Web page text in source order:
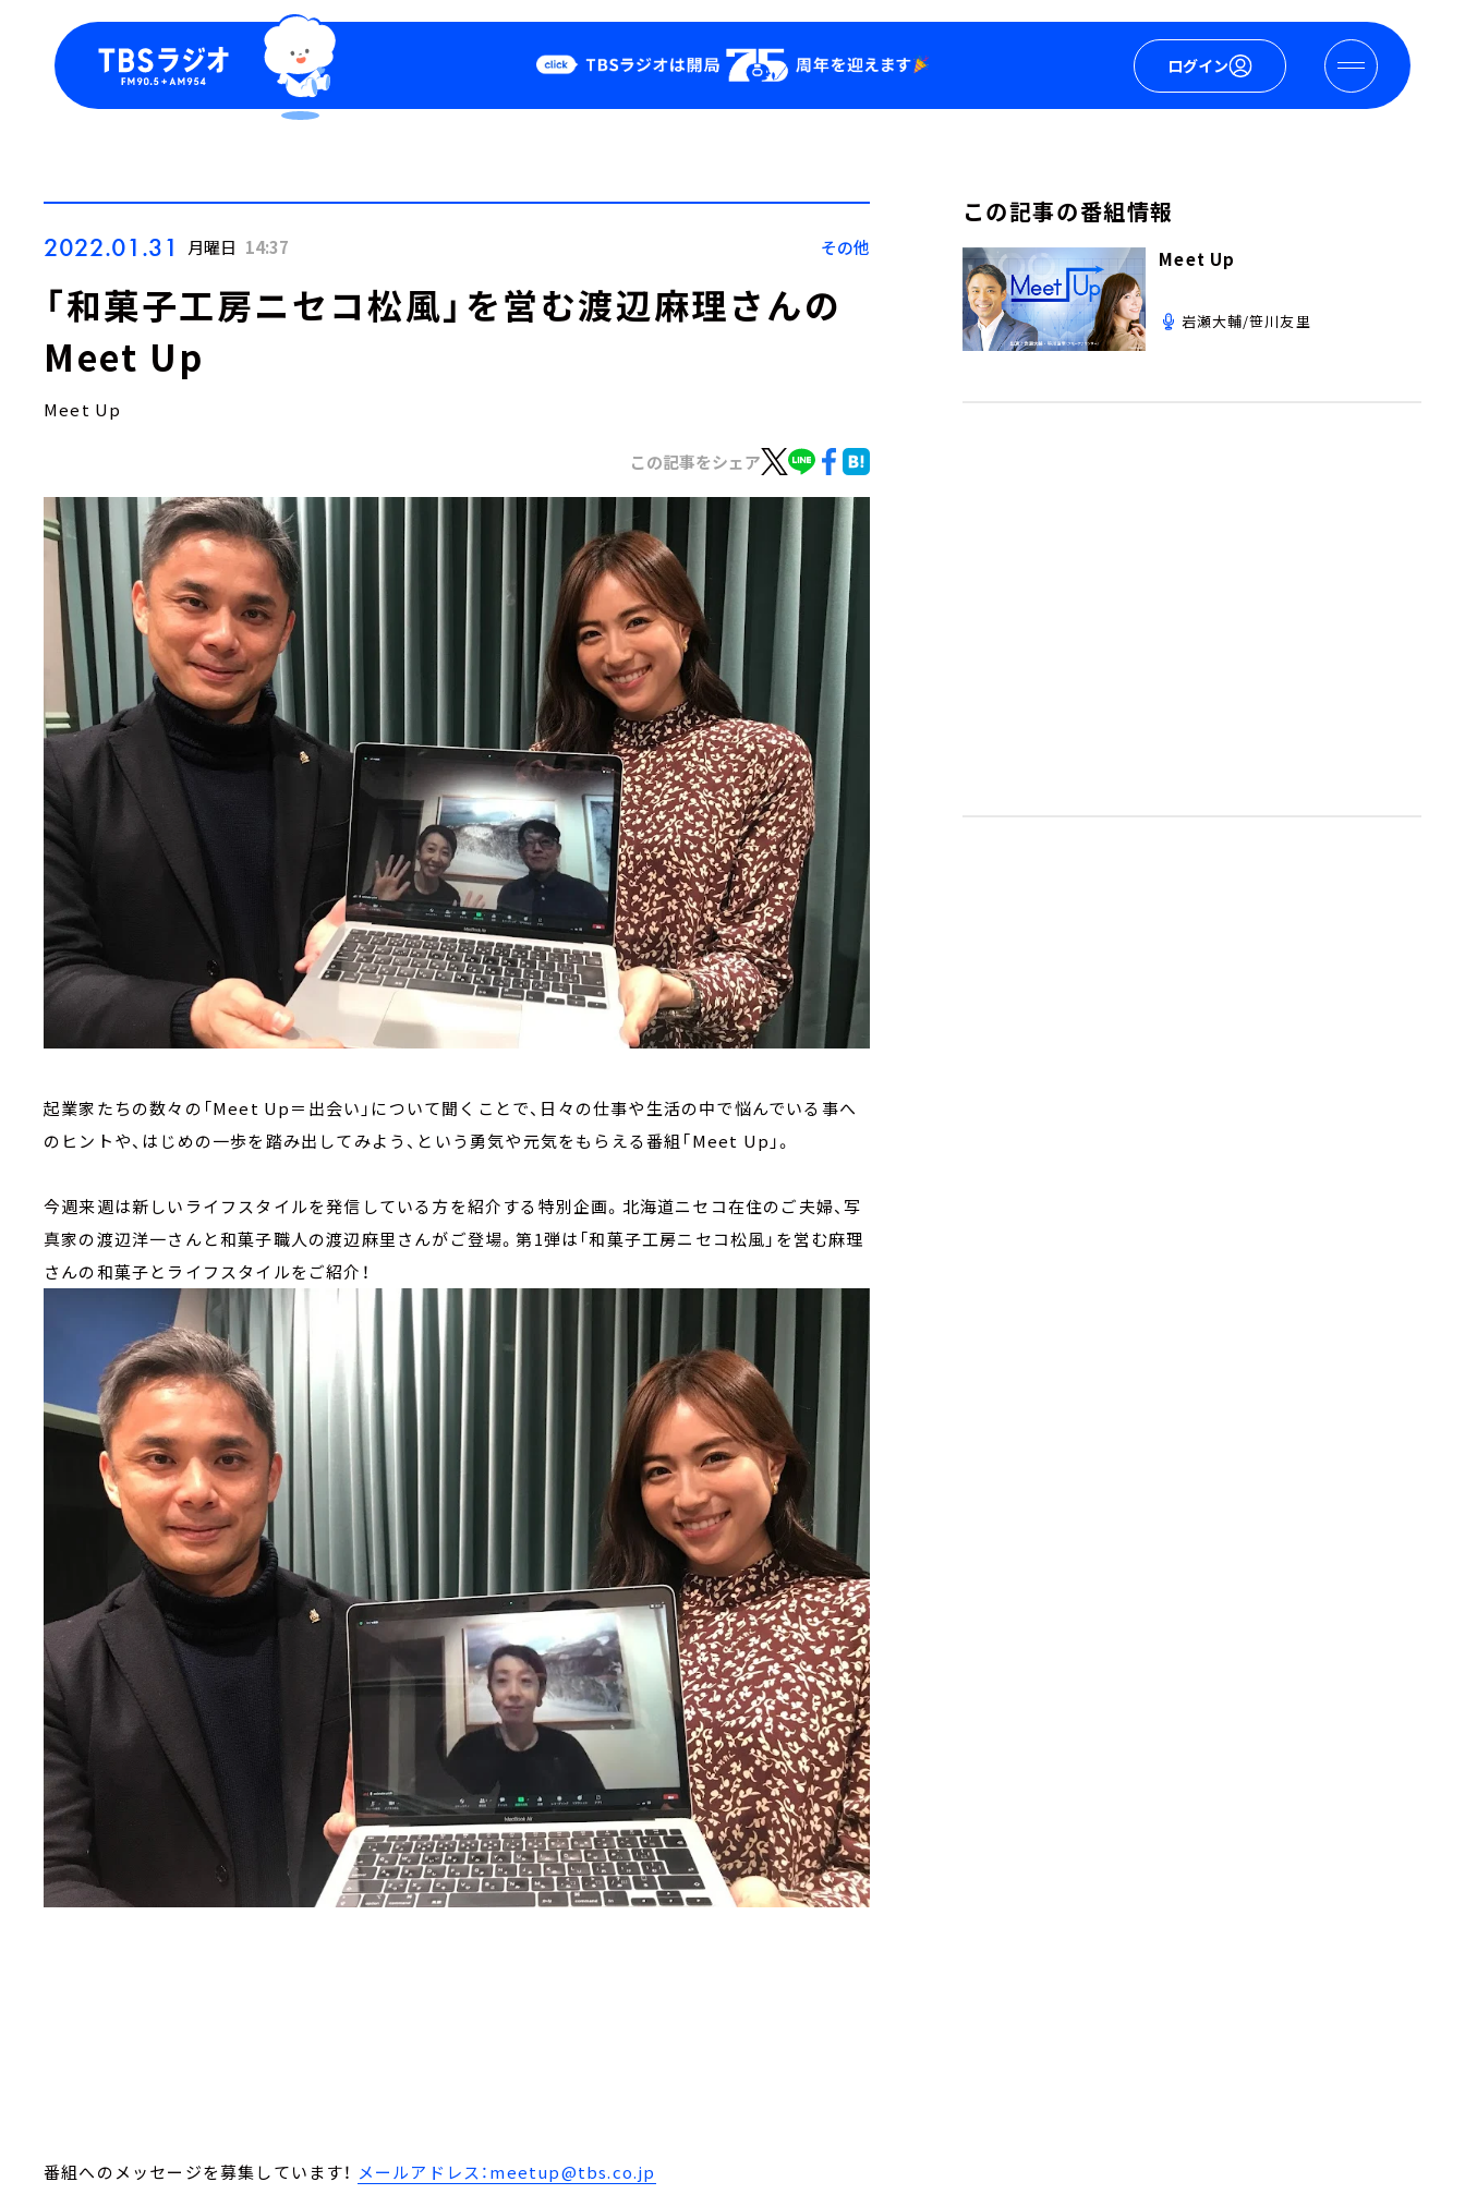
ログイン
Podcast
YouTube
2022.01.31 月曜日 14:37 その他
「和菓子工房ニセコ松風」を営む渡辺麻理さんの
Meet Up
Meet Up
この記事をシェア
起業家たちの数々の「Meet Up＝出会い」について聞くことで、日々の仕事や生活の中で悩んでいる事へ
のヒントや、はじめの一歩を踏み出してみよう、という勇気や元気をもらえる番組「Meet Up」。
今週来週は新しいライフスタイルを発信している方を紹介する特別企画。北海道ニセコ在住のご夫婦、写
真家の渡辺洋一さんと和菓子職人の渡辺麻里さんがご登場。第1弾は「和菓子工房ニセコ松風」を営む麻理
さんの和菓子とライフスタイルをご紹介！
番組へのメッセージを募集しています！ メールアドレス：meetup@tbs.co.jp
この記事の番組情報
Meet Up
岩瀬大輔/笹川友里